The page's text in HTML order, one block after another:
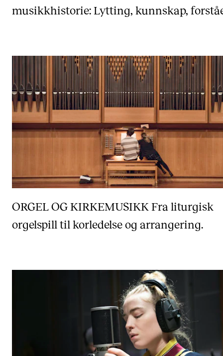
musikkhistorie: Lytting, kunnskap,
ORGEL OG KIRKEMUSIKK Fra liturgisk
orgelspill til korledelse og arrangering.